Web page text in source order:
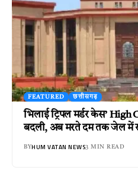
FEATURED छत्तीसगढ़
भिलाई ट्रिपल मर्डर केस’
बदली, अब मरते दम तक जेल में
BYHUM VATAN NEWS3 MIN READ